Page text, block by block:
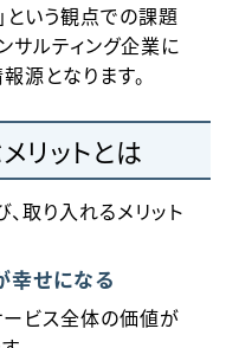
という観点での課題
サルティング企業に
源となります。
リットとは
取り入れるメリット
幸せになる
ビス全体の価値が